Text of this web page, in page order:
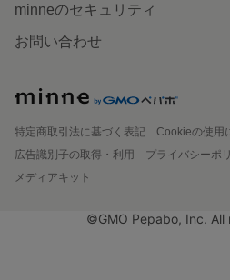
minneのセキュリティ
お問い合わせ
特定商取引法に基づく表記
Cookieの使用
広告識別子の取得・利用
プライバシーポ
メディアキット
©GMO Pepabo, Inc. All